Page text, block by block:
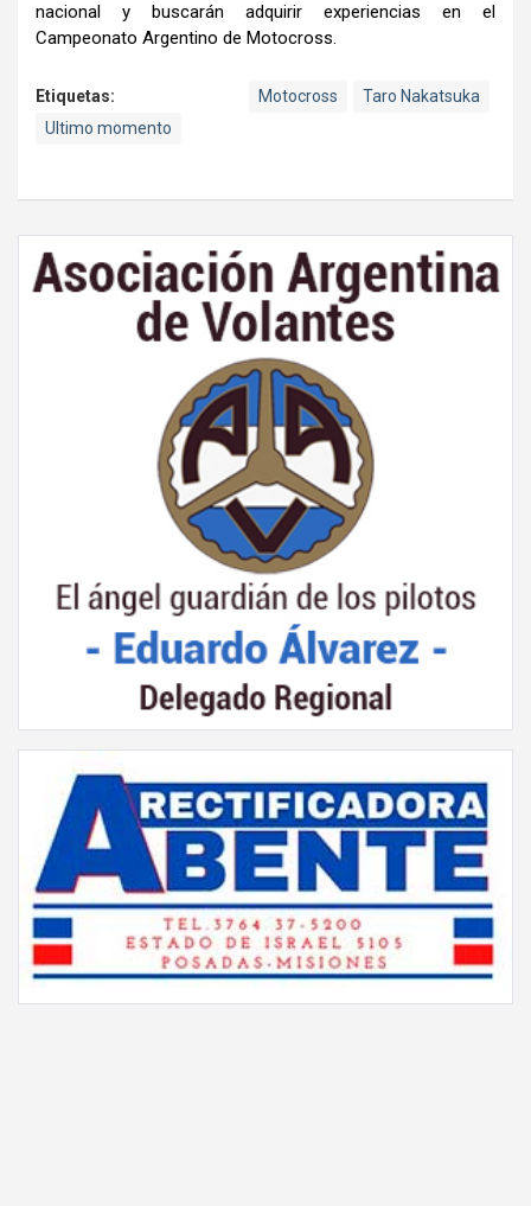
nacional y buscarán adquirir experiencias en el
Campeonato Argentino de Motocross.
Etiquetas: Motocross
Taro Nakatsuka
Ultimo momento